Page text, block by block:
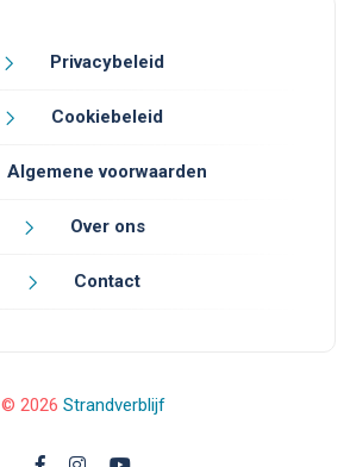
Privacybeleid
Cookiebeleid
Algemene voorwaarden
Over ons
Contact
© 2026 Strandverblijf